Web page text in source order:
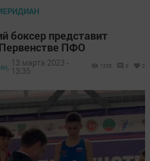
боксер представит
ПФО
13 марта 2023 -
13:35
1205 0 2